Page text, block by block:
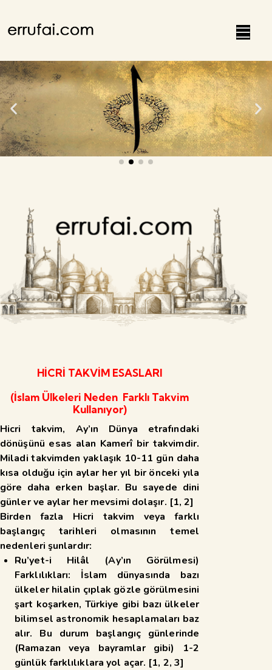
HİCRİ TAKVİM ESASLARI
(İslam Ülkeleri Neden Farklı Takvim
Kullanıyor)
Hicri takvim, Ay’ın Dünya etrafındaki
dönüşünü esas alan Kamerîbir takvimdir.
Miladi takvimden yaklaşık 10-11 gün daha
kısa olduğu için aylar her yıl bir önceki yıla
göre daha erken başlar. Bu sayede dini
günler ve aylar her mevsimi dolaşır. [1,2]
Birden fazla Hicri takvim veya farklı
başlangıç tarihleri olmasının temel
nedenleri şunlardır:
Ru’yet-i Hilâl (Ay’ın Görülmesi)
Farklılıkları: İslam dünyasında bazı
ülkeler hilalin çıplak gözle görülmesini
şart koşarken, Türkiye gibi bazı ülkeler
bilimsel astronomik hesaplamaları baz
alır. Bu durum başlangıç günlerinde
(Ramazan veya bayramlar gibi) 1-2
günlük farklılıklara yol açar. [1, 2, 3]